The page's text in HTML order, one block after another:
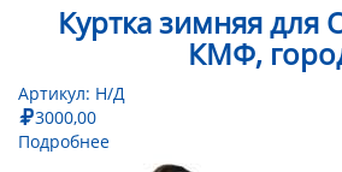
Куртка зимняя для
КМФ,
Артикул: Н/Д
3000,00
Подробнее